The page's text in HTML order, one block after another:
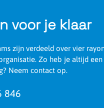
voor je klaar
zijn verdeeld over vier
Zo heb je altijd
Neem contact op.
846